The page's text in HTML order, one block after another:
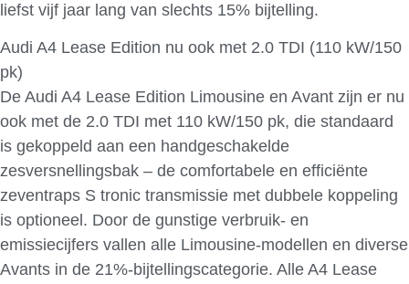
liefst vijf jaar lang van slechts 15% bijtelling.
Audi A4 Lease Edition nu ook met 2.0 TDI (110 kW/150
pk)
De Audi A4 Lease Edition Limousine en Avant zijn er nu
ook met de 2.0 TDI met 110 kW/150 pk, die standaard
is gekoppeld aan een handgeschakelde
zesversnellingsbak – de comfortabele en efficiënte
zeventraps S tronic transmissie met dubbele koppeling
is optioneel. Door de gunstige verbruik- en
emissiecijfers vallen alle Limousine-modellen en diverse
Avants in de 21%-bijtellingscategorie. Alle A4 Lease